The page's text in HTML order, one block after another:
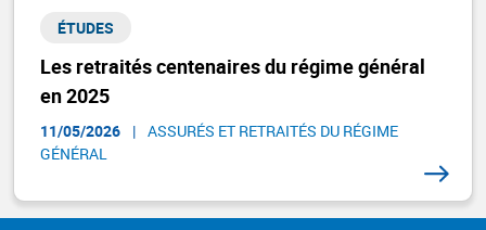
Les retraités centenaires du régime général
en 2025
ÉTUDES
11/05/2026 | ASSURÉS ET RETRAITÉS DU RÉGIME
GÉNÉRAL​